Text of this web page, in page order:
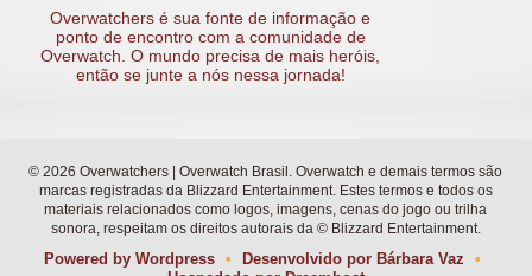
Overwatchers é sua fonte de informação e
ponto de encontro com a comunidade de
Overwatch. O mundo precisa de mais heróis,
então se junte a nós nessa jornada!
© 2026 Overwatchers | Overwatch Brasil. Overwatch e demais termos são
marcas registradas da Blizzard Entertainment. Estes termos e todos os
materiais relacionados como logos, imagens, cenas do jogo ou trilha
sonora, respeitam os direitos autorais da © Blizzard Entertainment.
Powered by Wordpress • Desenvolvido por Bárbara Vaz
•